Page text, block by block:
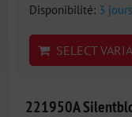
Disponibilité: 3 jours
SELECT
221950A